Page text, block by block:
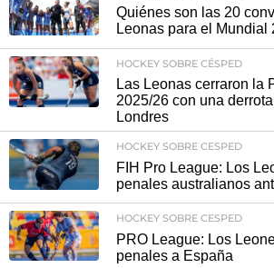
Quiénes son las 20
Leonas para el Mundial
HOCKEY SOBRE CÉSPED
Las Leonas cerraron la
2025/26 con una
Londres
HOCKEY SOBRE CESPED
FIH Pro League: Los
penales australianos
HOCKEY SOBRE CESPED
PRO League: Los
penales a España